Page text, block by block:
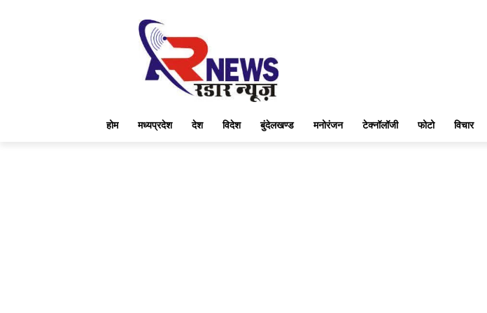
होम मध्यप्रदेश देश विदेश बुंदेलखण्ड मनोरंजन टेक्नॉलॉजी फोटो विचार